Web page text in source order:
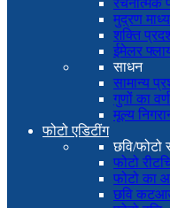
रचनात्मक
मुद्रण
शक्ति
ईमेलर
साधन
सामान्य
गुणों का
मूल्य
फोटो एडिटींग
छवि/फोटो
फोटो
फोटो का
छवि